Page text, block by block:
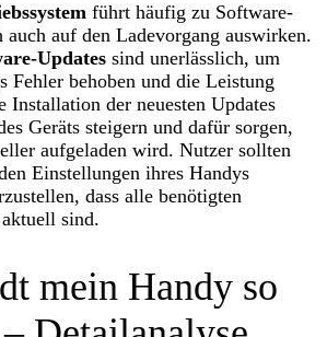
führt häufig zu Software-
auch auf den Ladevorgang auswirken.
Updates sind unerlässlich, um
Fehler behoben und die Leistung
Installation der neuesten Updates
Geräts steigern und dafür sorgen,
aufgeladen wird. Nutzer sollten
Einstellungen ihres Handys
dass alle benötigten
aktuell sind.
mein Handy so